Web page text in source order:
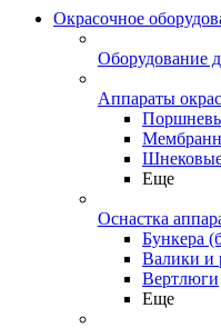
Окрасочное
Оборудование
Аппараты
Еще
Оснастка
Бункера
Валики и
Вертлюги
Еще